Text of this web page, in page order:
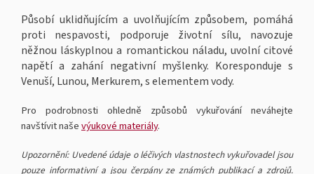
Působí uklidňujícím a uvolňujícím způsobem, pomáhá
proti nespavosti, podporuje životní sílu, navozuje
něžnou láskyplnou a romantickou náladu, uvolní citové
napětí a zahání negativní myšlenky. Koresponduje s
Venuší, Lunou, Merkurem, s elementem vody.
Pro podrobnosti ohledně způsobů vykuřování neváhejte
navštívit naševýukové materiály.
Upozornění: Uvedené údaje o léčivých vlastnostech vykuřovadel jsou
pouze informativní a jsou čerpány ze známých publikací a zdrojů.